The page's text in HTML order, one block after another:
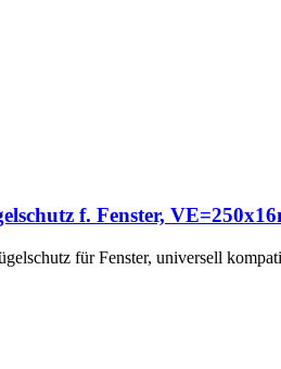
f. Fenster,
für Fenster, universell